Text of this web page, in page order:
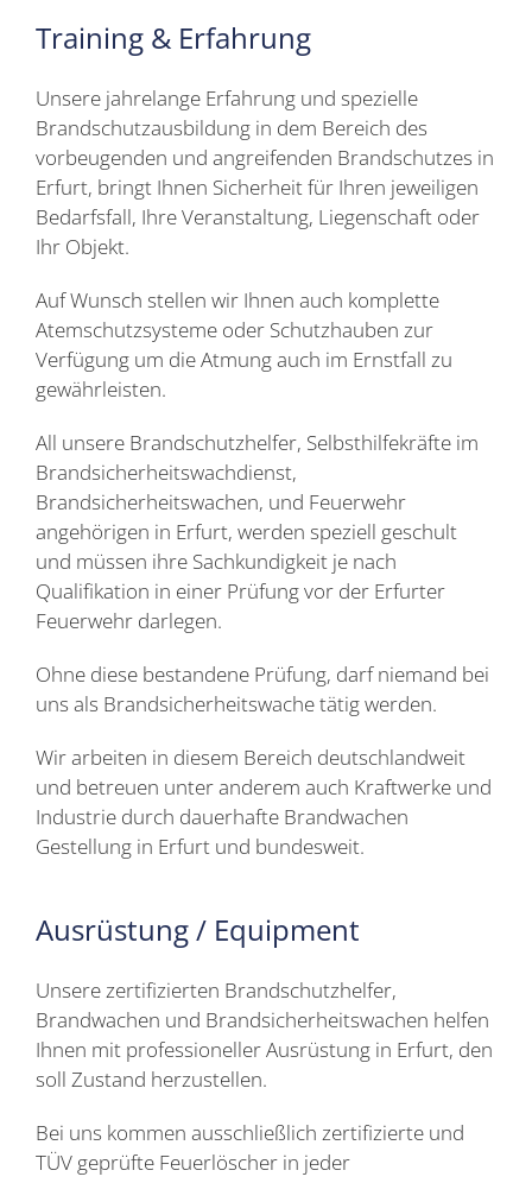
Training & Erfahrung
Unsere jahrelange Erfahrung und spezielle
Brandschutzausbildung in dem Bereich des
vorbeugenden und angreifenden Brandschutzes in
Erfurt, bringt Ihnen Sicherheit für Ihren jeweiligen
Bedarfsfall, Ihre Veranstaltung, Liegenschaft oder
Ihr Objekt.
Auf Wunsch stellen wir Ihnen auch komplette
Atemschutzsysteme oder Schutzhauben zur
Verfügung um die Atmung auch im Ernstfall zu
gewährleisten.
All unsere Brandschutzhelfer, Selbsthilfekräfte im
Brandsicherheitswachdienst,
Brandsicherheitswachen, und Feuerwehr
angehörigen in Erfurt, werden speziell geschult
und müssen ihre Sachkundigkeit je nach
Qualifikation in einer Prüfung vor der Erfurter
Feuerwehr darlegen.
Ohne diese bestandene Prüfung, darf niemand bei
uns als Brandsicherheitswache tätig werden.
Wir arbeiten in diesem Bereich deutschlandweit
und betreuen unter anderem auch Kraftwerke und
Industrie durch dauerhafte Brandwachen
Gestellung in Erfurt und bundesweit.
Ausrüstung / Equipment
Unsere zertifizierten Brandschutzhelfer,
Brandwachen und Brandsicherheitswachen helfen
Ihnen mit professioneller Ausrüstung in Erfurt, den
soll Zustand herzustellen.
Bei uns kommen ausschließlich zertifizierte und
TÜV geprüfte Feuerlöscher in jeder